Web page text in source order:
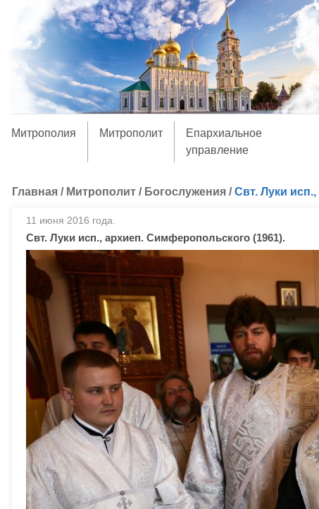
Митрополия Митрополит
Епархиальное
управление
Главная / Митрополит / Богослужения /Свт. Луки
11 июня 2016 года.
Свт. Луки исп., архиеп. Симферопольского (1961).